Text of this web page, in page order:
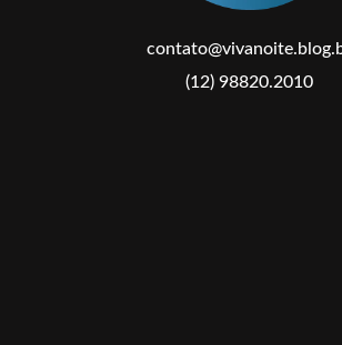
(12) 98820.2010